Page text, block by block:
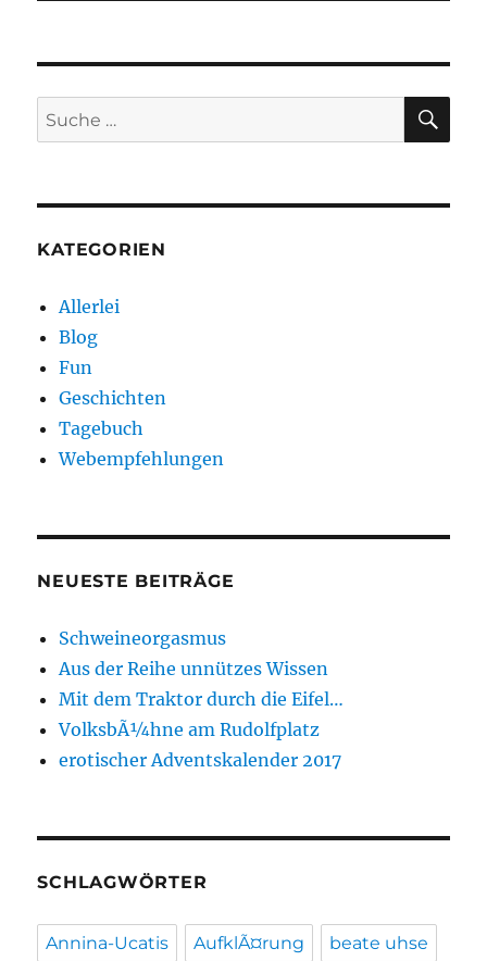
Suche
nach:
KATEGORIEN
Allerlei
Blog
Fun
Geschichten
Tagebuch
Webempfehlungen
NEUESTE BEITRÄGE
Schweineorgasmus
Aus der Reihe unnützes Wissen
Mit dem Traktor durch die Eifel…
VolksbÃ¼hne am Rudolfplatz
erotischer Adventskalender 2017
SCHLAGWÖRTER
Annina-Ucatis AufklÃ¤rung beate uhse